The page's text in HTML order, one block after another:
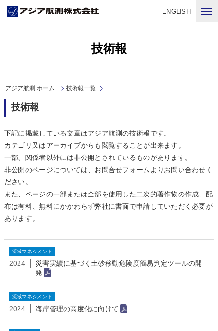
ENGLISH
技術報
アジア航測 ホーム 技術報一覧
技術報
下記に掲載している文章はアジア航測の技術報です。
カテゴリ又はアーカイブからも閲覧することが出来ます。
一部、関係者以外には非公開とされているものがあります。
非公開のページについては、 お問合せフォーム よりお問い合わせく
ださい。
また、ページの一部または全部を使用した二次的著作物の作成、配
布は有料、無料にかかわらず弊社に書面で申請していただく必要が
あります。
流域マネジメント
2024
災害実績に基づく土砂移動危険度簡易判定ツールの開
発
流域マネジメント
2024 海岸管理の高度化に向けて